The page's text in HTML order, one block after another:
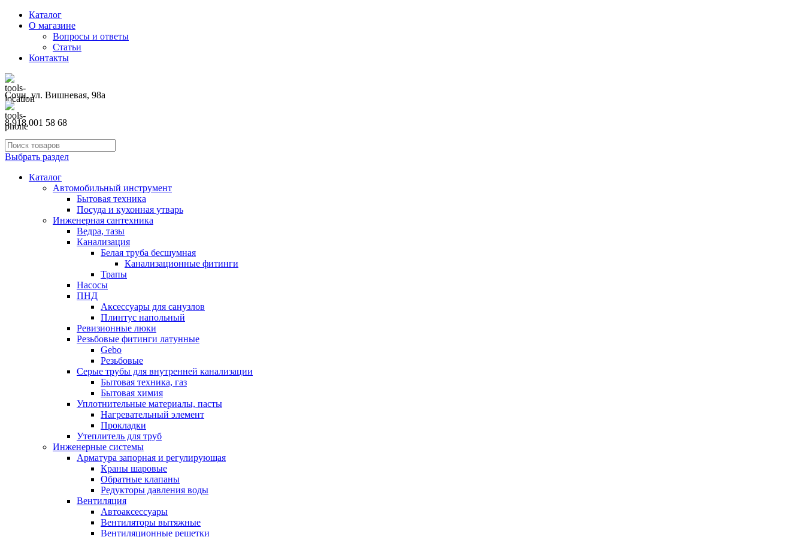
Каталог
О магазине
Вопросы и ответы
Статьи
Контакты
Сочи, ул. Вишневая, 98а
8 918 001 58 68
Выбрать раздел
Каталог
Автомобильный инструмент
Бытовая техника
Посуда и кухонная утварь
Инженерная сантехника
Ведра, тазы
Канализация
Белая труба бесшумная
Канализационные фитинги
Трапы
Насосы
ПНД
Аксессуары для санузлов
Плинтус напольный
Ревизионные люки
Резьбовые фитинги латунные
Gebo
Резьбовые
Серые трубы для внутренней канализации
Бытовая техника, газ
Бытовая химия
Уплотнительные материалы, пасты
Нагревательный элемент
Прокладки
Утеплитель для труб
Инженерные системы
Арматура запорная и регулирующая
Краны шаровые
Обратные клапаны
Редукторы давления воды
Вентиляция
Автоаксессуары
Вентиляторы вытяжные
Вентиляционные решетки